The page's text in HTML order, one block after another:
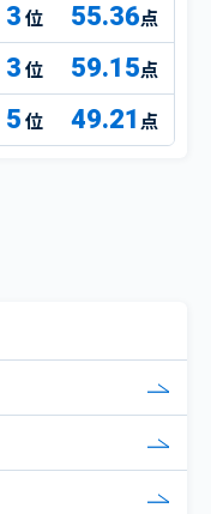
3 55.36点
3 59.15点
5 49.21 点